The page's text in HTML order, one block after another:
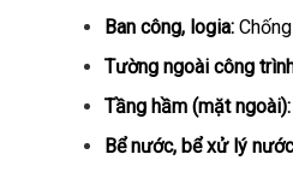
Ban công, logia:
Tường ngoài công
Tầng hầm (mặt ngoài):
Bể nước, bể xử lý